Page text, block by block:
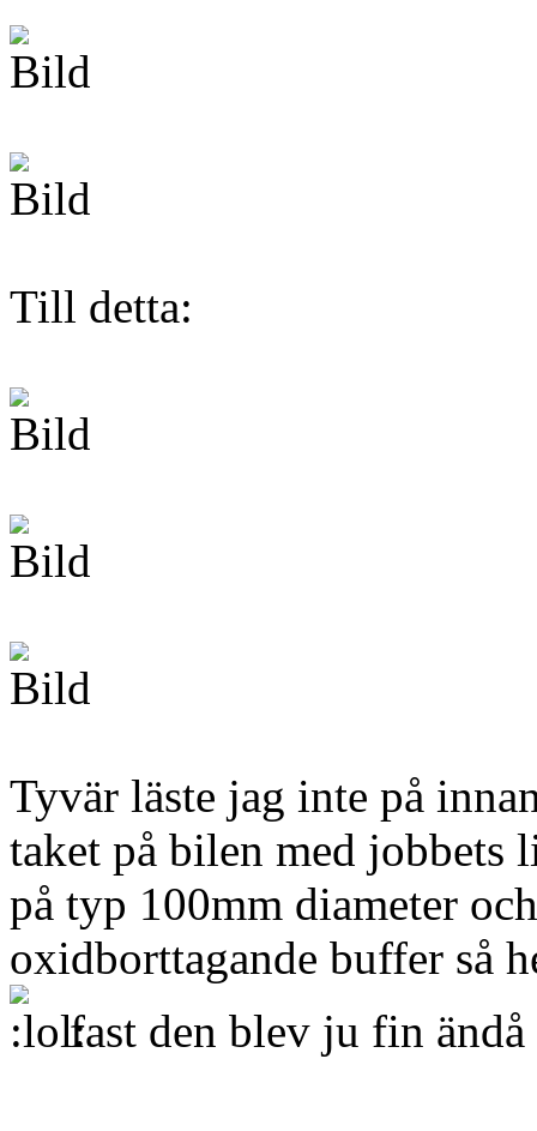
Till detta:
Tyvär läste jag inte på
taket på bilen med jobbets
på typ 100mm diameter
oxidborttagande buffer så
fast den blev ju fin ändå